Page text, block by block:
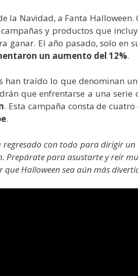
la Navidad, a Fanta
y productos que
ganar. El año pasado, solo en
un aumento del 12%.
han traído lo que denominan un
que enfrentarse a una serie
. Esta campaña consta de
.
regresado con todo para dirigir
Prepárate para asustarte y reír
Halloween sea aún más